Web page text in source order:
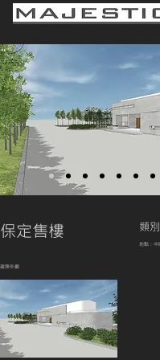
類
保定售樓
地點：中
建築外觀